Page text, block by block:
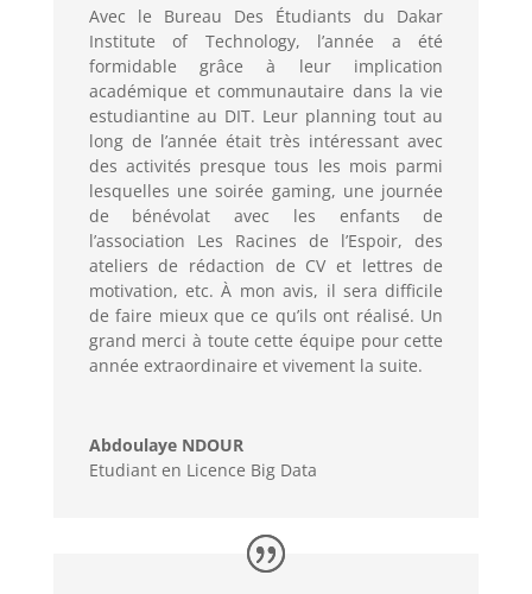
Avec le Bureau Des Étudiants du Dakar
Institute of Technology, l’année a été
formidable grâce à leur implication
académique et communautaire dans la vie
estudiantine au DIT. Leur planning tout au
long de l’année était très intéressant avec
des activités presque tous les mois parmi
lesquelles une soirée gaming, une journée
de bénévolat avec les enfants de
l’association Les Racines de l’Espoir, des
ateliers de rédaction de CV et lettres de
motivation, etc. À mon avis, il sera difficile
de faire mieux que ce qu’ils ont réalisé. Un
grand merci à toute cette équipe pour cette
année extraordinaire et vivement la suite.
Abdoulaye NDOUR
Etudiant en Licence Big Data